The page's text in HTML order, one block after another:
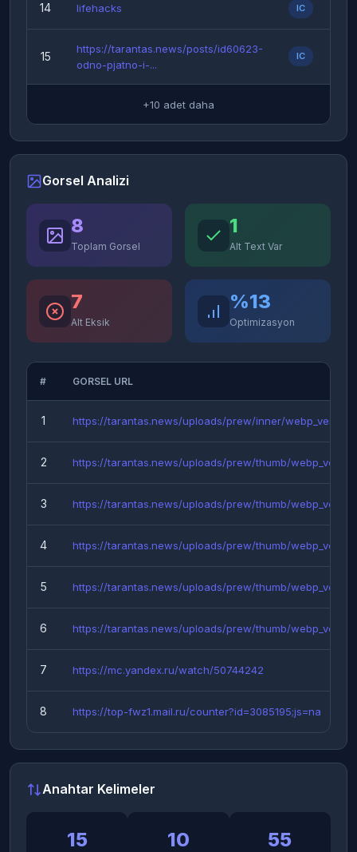
14 lifehacks IC
15
https://tarantas.news/posts/id60623-
odno-pjatno-i-...
IC
+10 adet daha
Gorsel Analizi
8
Toplam Gorsel
1
Alt Text Var
7
Alt Eksik
%13
Optimizasyon
# GORSEL URL
1 https://tarantas.news/uploads/prew/inner/webp_vers...
2 https://tarantas.news/uploads/prew/thumb/webp_vers...
3 https://tarantas.news/uploads/prew/thumb/webp_vers...
4 https://tarantas.news/uploads/prew/thumb/webp_vers...
5 https://tarantas.news/uploads/prew/thumb/webp_vers...
6 https://tarantas.news/uploads/prew/thumb/webp_vers...
7 https://mc.yandex.ru/watch/50744242
8 https://top-fwz1.mail.ru/counter?id=3085195;js=na
Anahtar Kelimeler
15 10 55